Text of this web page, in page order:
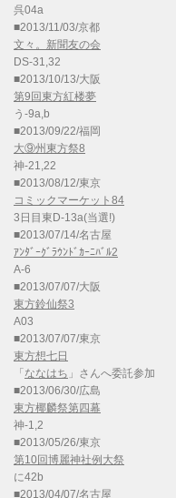
呉04a
■2013/11/03/京都
文々。新聞友の会
DS-31,32
■2013/10/13/大阪
第9回東方紅楼夢
う-9a,b
■2013/09/22/福岡
大⑨州東方祭8
神-21,22
■2013/08/12/東京
コミックマーケット84
3日目東D-13a(当選!)
■2013/07/14/名古屋
ｱﾝﾀﾞｰｸﾞﾗｳﾝﾄﾞｶｰﾆﾊﾞﾙ2
A-6
■2013/07/07/大阪
東方鈴仙祭3
A03
■2013/07/07/東京
東方想七日
「ななはち 」さんへ委託参加
■2013/06/30/広島
東方椰麟祭第四幕
神-1,2
■2013/05/26/東京
第10回博麗神社例大祭
に42b
■2013/04/07/名古屋